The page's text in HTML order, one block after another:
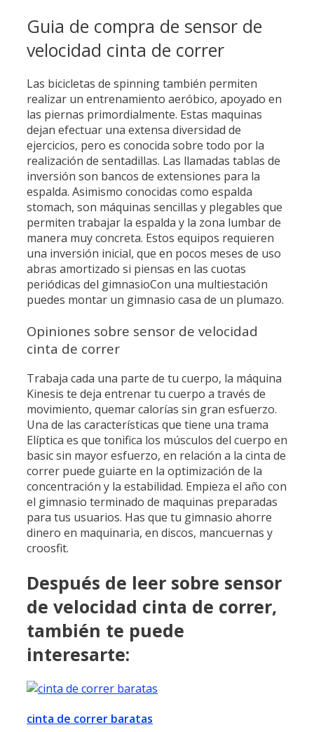
Guia de compra de sensor de
velocidad cinta de correr
Las bicicletas de spinning también permiten
realizar un entrenamiento aeróbico, apoyado en
las piernas primordialmente. Estas maquinas
dejan efectuar una extensa diversidad de
ejercicios, pero es conocida sobre todo por la
realización de sentadillas. ​Las llamadas tablas de
inversión son bancos de extensiones para la
espalda. Asimismo conocidas como espalda
stomach, son máquinas sencillas y plegables que
permiten trabajar la espalda y la zona lumbar de
manera muy concreta. Estos equipos requieren
una inversión inicial, que en pocos meses de uso
abras amortizado si piensas en las cuotas
periódicas del gimnasioCon una multiestación
puedes montar un gimnasio casa de un plumazo.
Opiniones sobre sensor de velocidad
cinta de correr
Trabaja cada una parte de tu cuerpo, la máquina
Kinesis te deja entrenar tu cuerpo a través de
movimiento, quemar calorías sin gran esfuerzo.
Una de las características que tiene una trama
Elíptica es que tonifica los músculos del cuerpo en
basic sin mayor esfuerzo, en relación a la cinta de
correr puede guiarte en la optimización de la
concentración y la estabilidad. Empieza el año con
el gimnasio terminado de maquinas preparadas
para tus usuarios. Has que tu gimnasio ahorre
dinero en maquinaria, en discos, mancuernas y
croosfit.
Después de leer sobre sensor
de velocidad cinta de correr,
también te puede
interesarte:
cinta de correr baratas